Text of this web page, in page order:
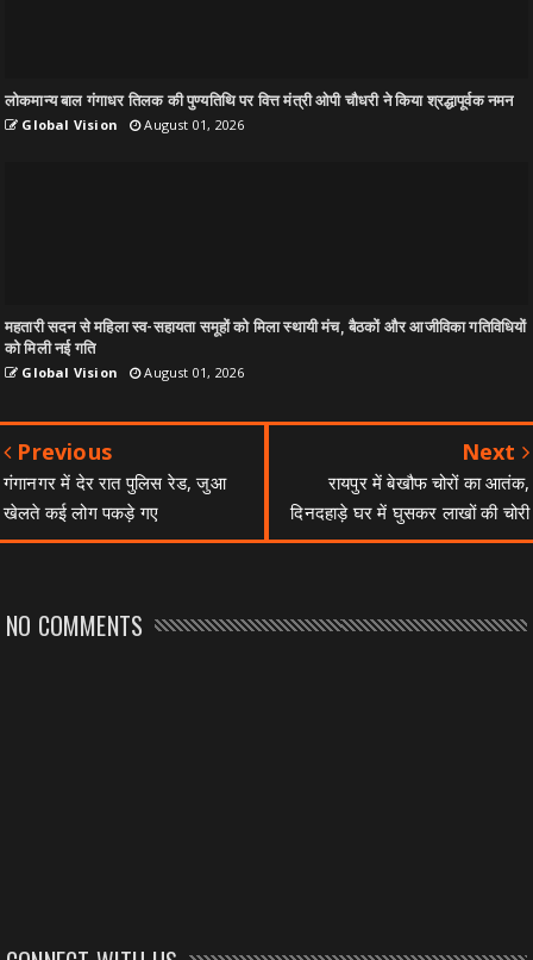
लोकमान्य बाल गंगाधर तिलक की पुण्यतिथि पर वित्त मंत्री ओपी चौधरी ने किया श्रद्धापूर्वक नमन
Global Vision August 01, 2026
महतारी सदन से महिला स्व-सहायता समूहों को मिला स्थायी मंच, बैठकों और आजीविका गतिविधियों
को मिली नई गति
Global Vision August 01, 2026
Previous
गंगानगर में देर रात पुलिस रेड, जुआ
खेलते कई लोग पकड़े गए
Next
रायपुर में बेखौफ चोरों का आतंक,
दिनदहाड़े घर में घुसकर लाखों की चोरी
NO COMMENTS